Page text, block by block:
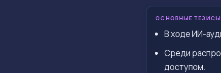
ОСНОВНЫЕ ТЕЗИСЫ
В ходе ИИ-
Среди
доступом.